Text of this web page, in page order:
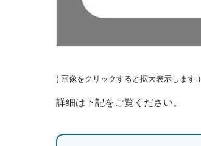
( 画像をクリックすると拡大表示します )
詳細は下記をご覧ください。